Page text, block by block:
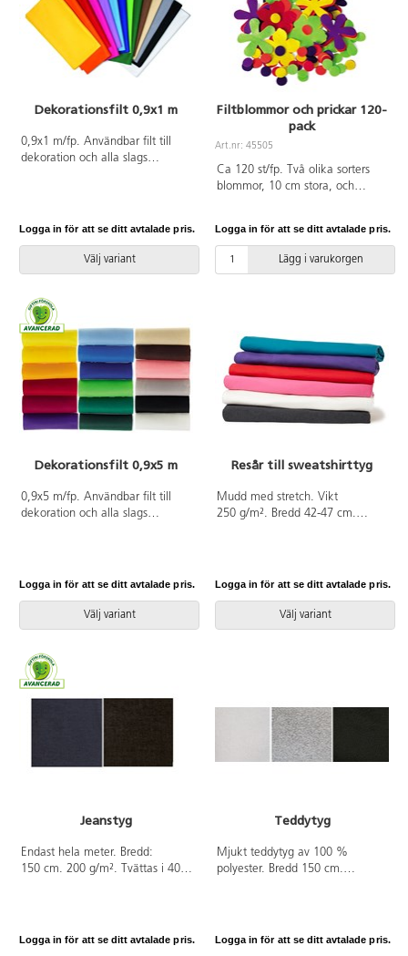
Dekorationsfilt 0,9x1 m
0,9x1 m/fp. Användbar filt till
dekoration och alla slags
PVC-fri.
Logga in för att se ditt avtalade pris.
Välj variant
Filtblommor och prickar 120-
pack
Art.nr: 45505
Ca 120 st/fp. Två olika sorters
blommor, 10 cm stora, och
Logga in för att se ditt avtalade pris.
Lägg i varukorgen
Dekorationsfilt 0,9x5 m
0,9x5 m/fp. Användbar filt till
dekoration och alla slags
OEKO-TEX®-certifierad, klass I
Logga in för att se ditt avtalade pris.
Välj variant
Resår till sweatshirttyg
Mudd med stretch. Vikt
250 g/m². Bredd 42-47 cm.
certifierad, klass I (Standard 100).
Logga in för att se ditt avtalade pris.
Välj variant
Jeanstyg
Endast hela meter. Bredd:
150 cm. 200 g/m². Tvättas i 40
(Standard 100). PVC-fri.
Logga in för att se ditt avtalade pris.
Teddytyg
Mjukt teddytyg av 100 %
polyester. Bredd 150 cm.
Logga in för att se ditt avtalade pris.